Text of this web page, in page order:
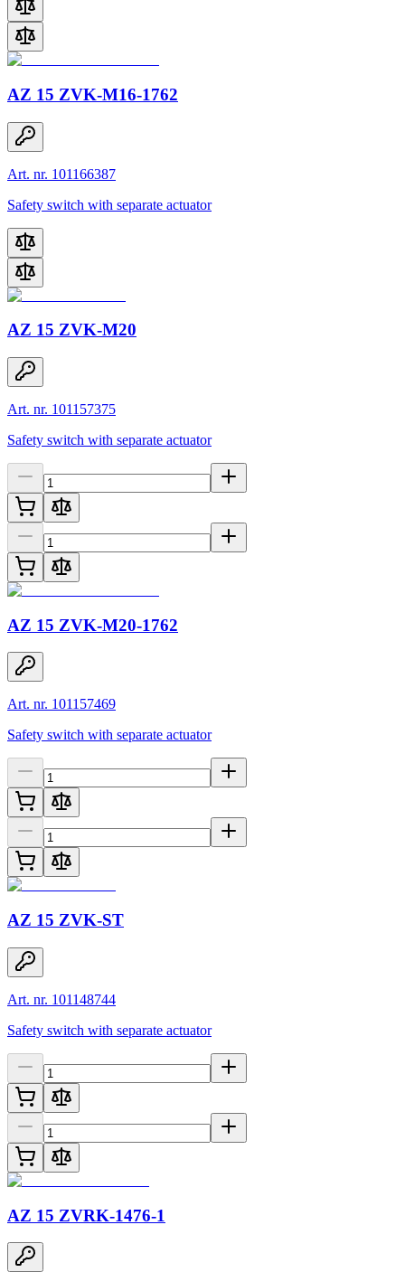
AZ 15 ZVK-M16-1762
Art. nr. 101166387
Safety switch with separate actuator
AZ 15 ZVK-M20
Art. nr. 101157375
Safety switch with separate actuator
AZ 15 ZVK-M20-1762
Art. nr. 101157469
Safety switch with separate actuator
AZ 15 ZVK-ST
Art. nr. 101148744
Safety switch with separate actuator
AZ 15 ZVRK-1476-1